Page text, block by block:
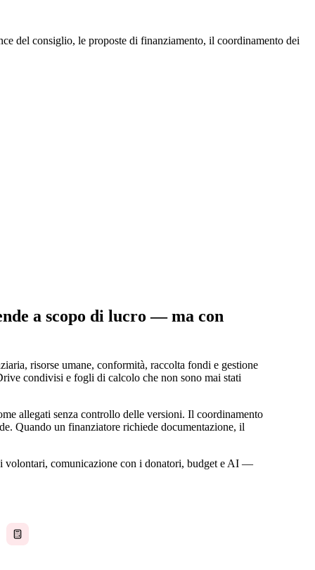
del consiglio, le proposte di finanziamento, il coordinamento dei
a scopo di lucro — ma con
risorse umane, conformità, raccolta fondi e gestione
condivisi e fogli di calcolo che non sono mai stati
allegati senza controllo delle versioni. Il coordinamento
Quando un finanziatore richiede documentazione, il
volontari, comunicazione con i donatori, budget e AI —